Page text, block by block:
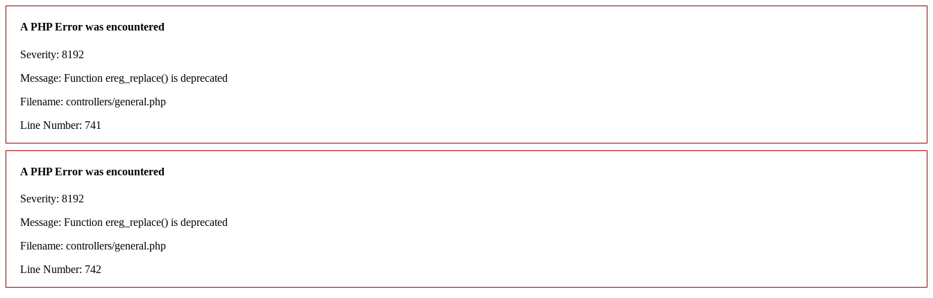
A PHP Error was encountered
Severity: 8192
Message: Function ereg_replace() is deprecated
Filename: controllers/general.php
Line Number: 741
A PHP Error was encountered
Severity: 8192
Message: Function ereg_replace() is deprecated
Filename: controllers/general.php
Line Number: 742